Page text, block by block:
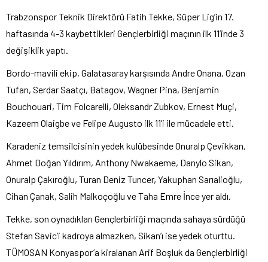
Trabzonspor Teknik Direktörü Fatih Tekke, Süper Lig’in 17.
haftasında 4-3 kaybettikleri Gençlerbirliği maçının ilk 11’inde 3
değişiklik yaptı.
Bordo-mavili ekip, Galatasaray karşısında Andre Onana, Ozan
Tufan, Serdar Saatçı, Batagov, Wagner Pina, Benjamin
Bouchouari, Tim Folcarelli, Oleksandr Zubkov, Ernest Muçi,
Kazeem Olaigbe ve Felipe Augusto ilk 11’i ile mücadele etti.
Karadeniz temsilcisinin yedek kulübesinde Onuralp Çevikkan,
Ahmet Doğan Yıldırım, Anthony Nwakaeme, Danylo Sikan,
Onuralp Çakıroğlu, Turan Deniz Tuncer, Yakuphan Sarıalioğlu,
Cihan Çanak, Salih Malkoçoğlu ve Taha Emre İnce yer aldı.
Tekke, son oynadıkları Gençlerbirliği maçında sahaya sürdüğü
Stefan Savic’i kadroya almazken, Sikan’ı ise yedek oturttu.
TÜMOSAN Konyaspor’a kiralanan Arif Boşluk da Gençlerbirliği